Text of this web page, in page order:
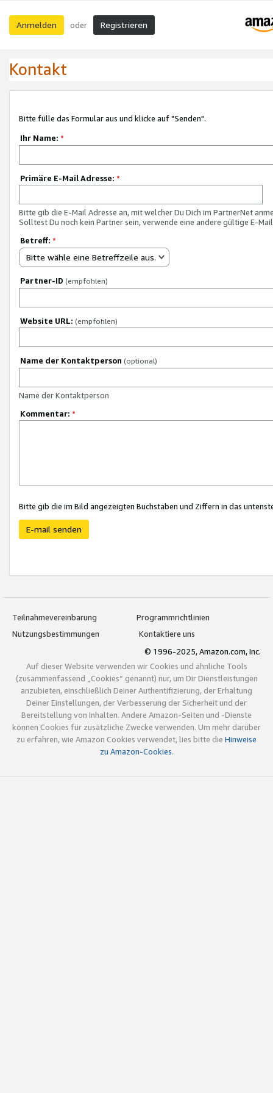
Anmelden oder Registrieren
Kontakt
Bitte fülle das Formular aus und klicke auf "Senden".
Ihr Name: *
Primäre E-Mail Adresse: *
Bitte gib die E-Mail Adresse an, mit welcher Du Dich im PartnerNet
Solltest Du noch kein Partner sein, verwende eine andere gültige E-
Betreff: *
Bitte wähle eine Betreffzeile aus.
Partner-ID (empfohlen)
Website URL: (empfohlen)
Name der Kontaktperson (optional)
Name der Kontaktperson
Kommentar: *
Bitte gib die im Bild angezeigten Buchstaben und Ziffern in das
E-mail senden
Teilnahmevereinbarung
Programmrichtlinien
Nutzungsbestimmungen
Kontaktiere uns
© 1996-2025, Amazon.com, Inc.
Auf dieser Website verwenden wir Cookies und ähnliche Tools
(zusammenfassend „Cookies“ genannt) nur, um Dir Dienstleistungen
anzubieten, einschließlich Deiner Authentifizierung, der Erhaltung
Deiner Einstellungen, der Verbesserung der Sicherheit und der
Bereitstellung von Inhalten. Andere Amazon-Seiten und -Dienste
können Cookies für zusätzliche Zwecke verwenden. Um mehr darüber
zu erfahren, wie Amazon Cookies verwendet, lies bitte die Hinweise
zu Amazon-Cookies.